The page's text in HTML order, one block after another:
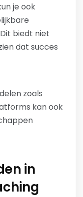
je ook
biedt niet
dat succes
zoals
kan ook
in